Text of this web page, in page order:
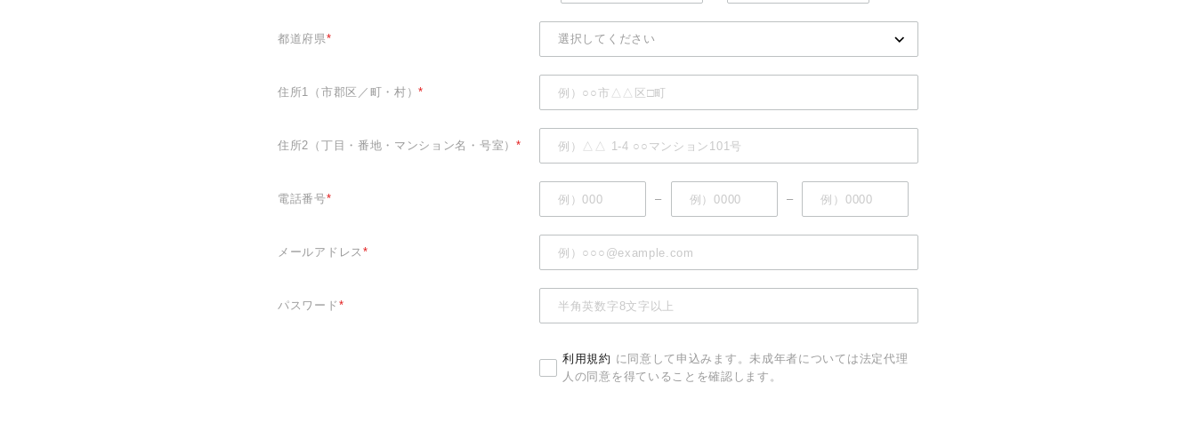
都道府県*
住所1（市郡区／町・村）*
住所2（丁目・番地・マンション名・号室） *
電話番号* – –
メールアドレス *
パスワード *
利用規約 に同意して申込みます。未成年者については法定代理
人の同意を得ていることを確認します。